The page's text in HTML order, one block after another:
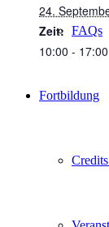
FAQs
Fortbildung
24.
Zeit:
10:00 - 17:00